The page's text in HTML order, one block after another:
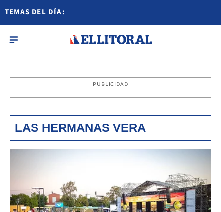
TEMAS DEL DÍA:
PUBLICIDAD
LAS HERMANAS VERA